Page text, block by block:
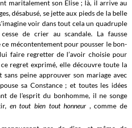
maritalement son Elise ; là, il arrive au
désabusé, se jette aux pieds de la belle
voir dans tout cela un quadruple
de crier au scandale. La fausse
mécontentement pour pousser le bon-
faire regretter de l’avoir choisie pour
regret exprimé, elle découvre toute la
peine approuver son mariage avec
sa Constance ; et toutes les idées
de l'esprit du bonhomme, il ne songe
en tout bien tout honneur , comme de